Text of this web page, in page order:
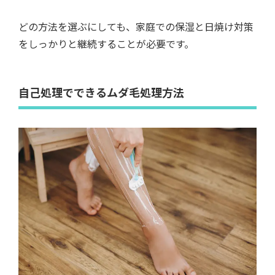
どの方法を選ぶにしても、家庭での保湿と日焼け対策
をしっかりと継続することが必要です。
自己処理でできるムダ毛処理方法